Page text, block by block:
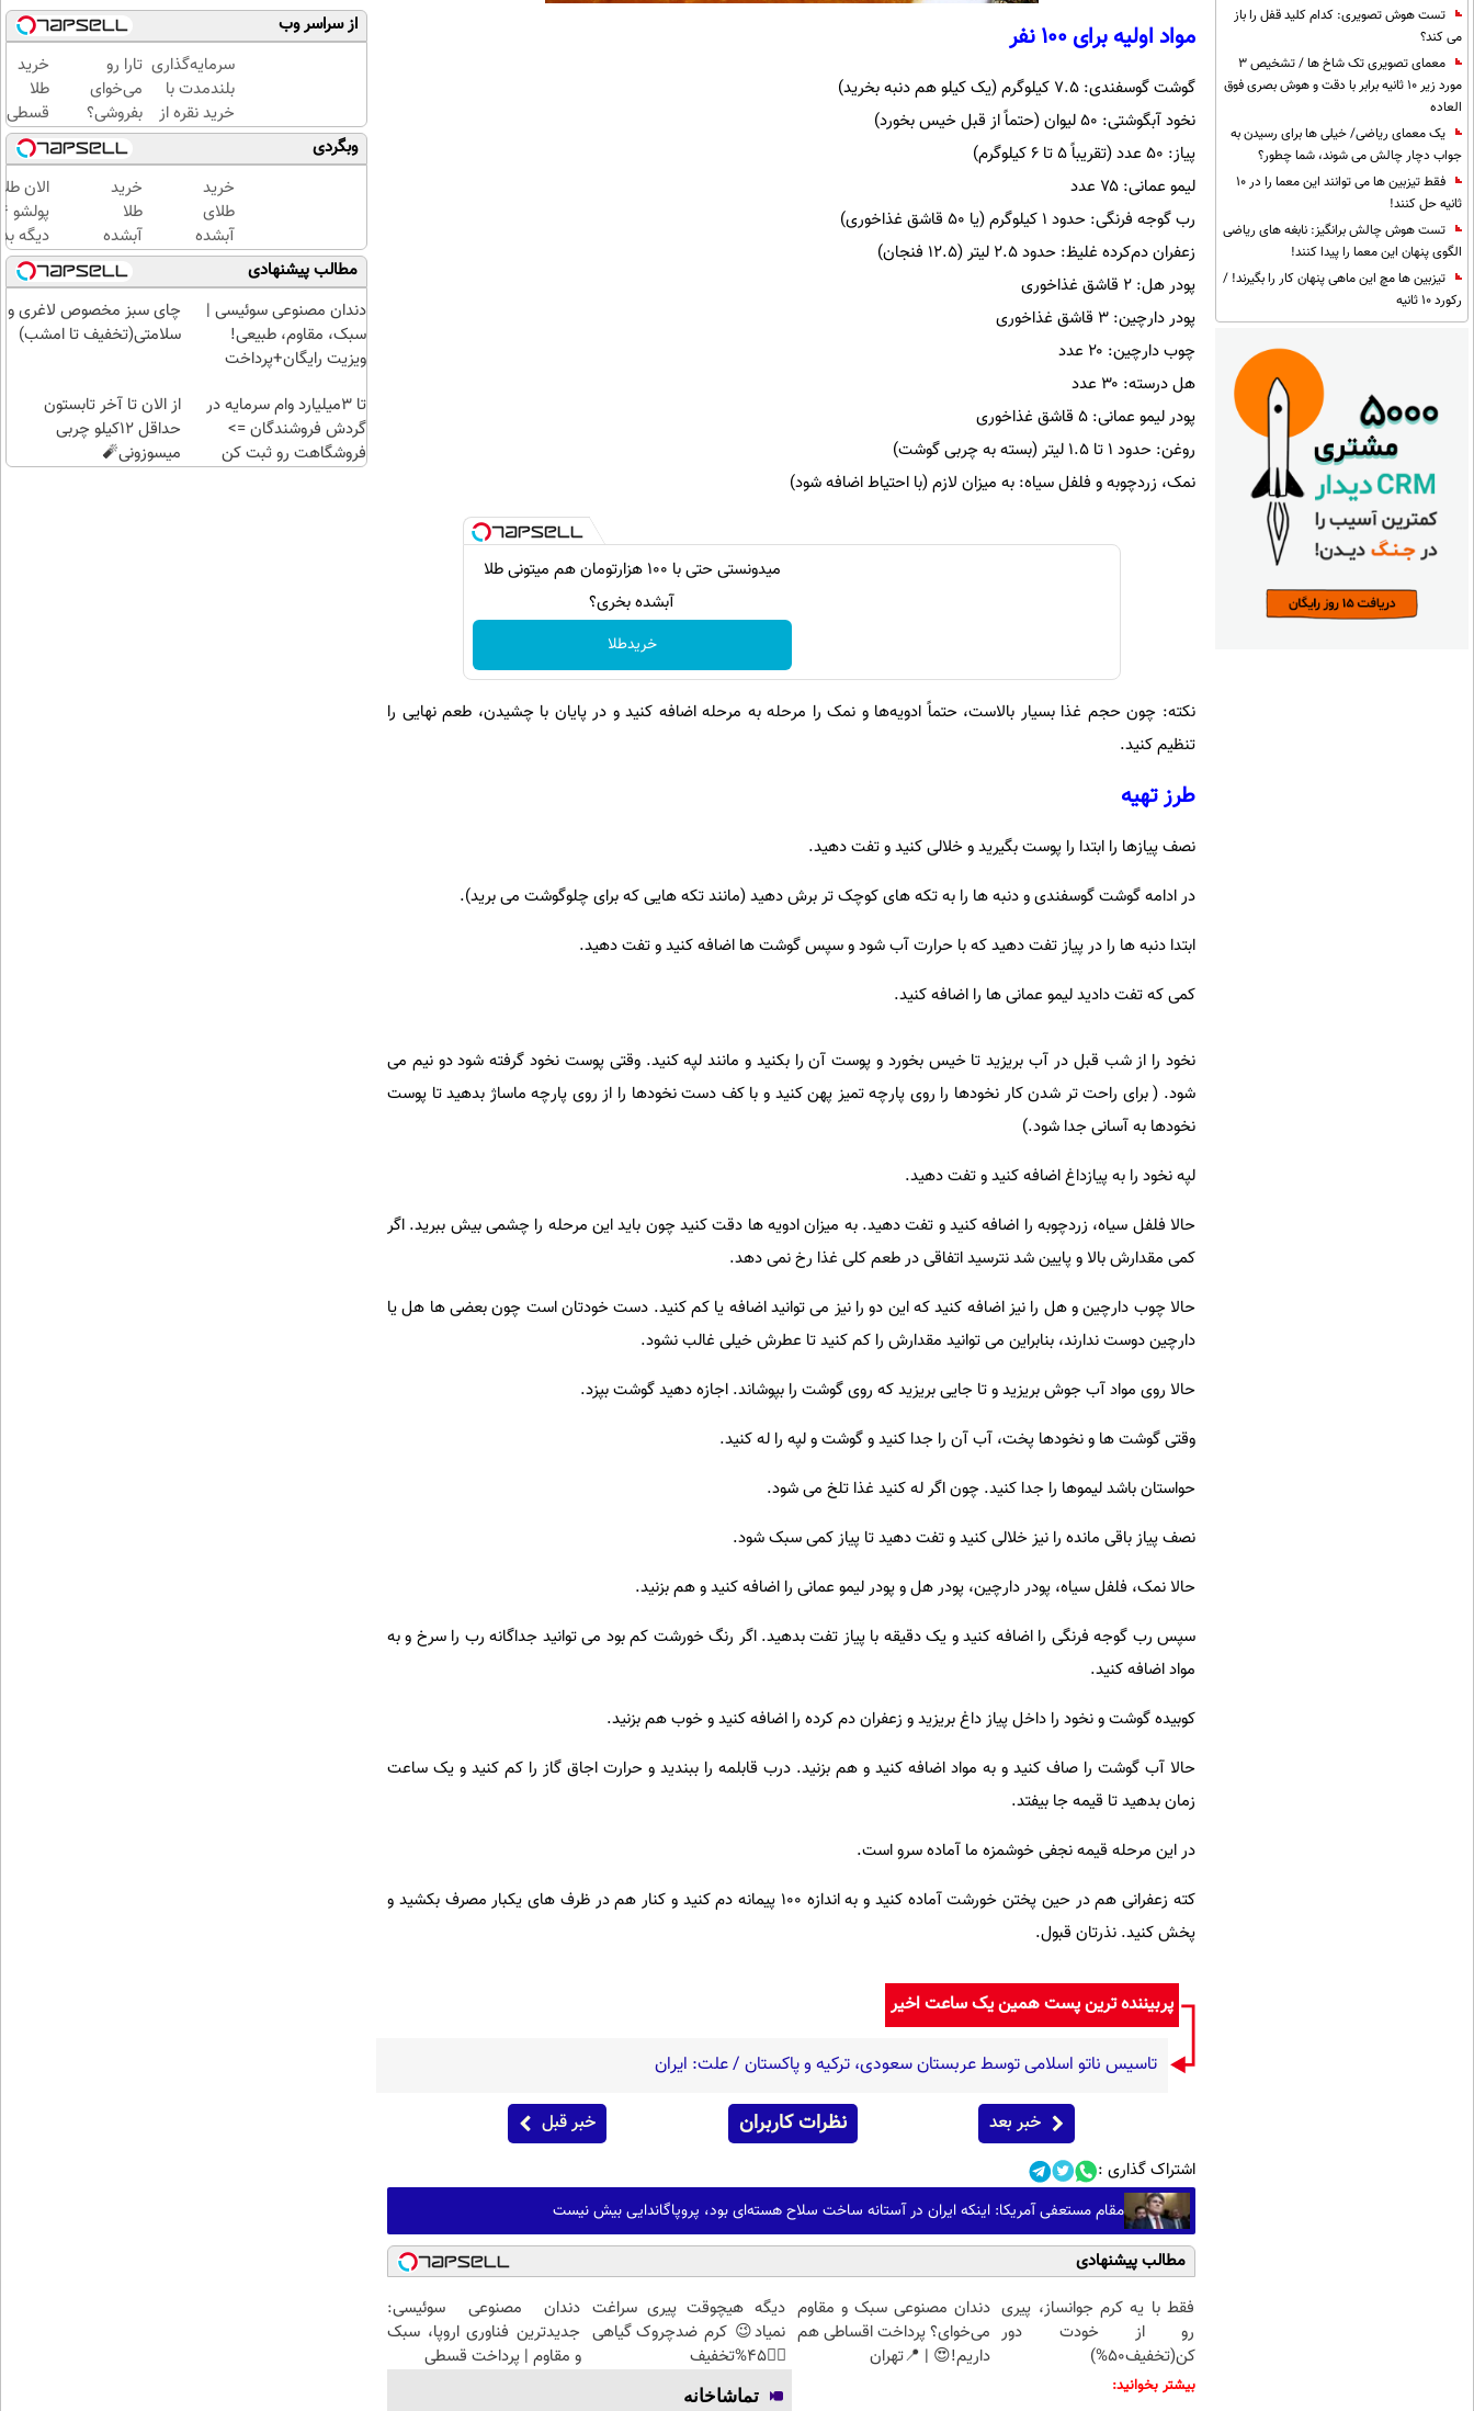
تست هوش تصویری: کدام کلید قفل را باز
می کند؟
معمای تصویری تک شاخ ها / تشخیص 3
مورد زیر 10 ثانیه برابر با دقت و هوش بصری فوق
العاده
یک معمای ریاضی/ خیلی ها برای رسیدن به
جواب دچار چالش می شوند، شما چطور؟
فقط تیزبین ها می توانند این معما را در 10
ثانیه حل کنند!
تست هوش چالش برانگیز: نابغه های ریاضی
الگوی پنهان این معما را پیدا کنند!
تیزبین ها مچ این ماهی پنهان کار را بگیرند! /
رکورد 10 ثانیه
مواد اولیه برای ۱۰۰ نفر
گوشت گوسفندی: ۷.۵ کیلوگرم (یک کیلو هم دنبه بخرید)
نخود آبگوشتی: ۵۰ لیوان (حتماً از قبل خیس بخورد)
پیاز: ۵۰ عدد (تقریباً ۵ تا ۶ کیلوگرم)
لیمو عمانی: ۷۵ عدد
رب گوجه فرنگی: حدود ۱ کیلوگرم (یا ۵۰ قاشق غذاخوری)
زعفران دم‌کرده غلیظ: حدود ۲.۵ لیتر (۱۲.۵ فنجان)
پودر هل: ۲ قاشق غذاخوری
پودر دارچین: ۳ قاشق غذاخوری
چوب دارچین: ۲۰ عدد
هل درسته: ۳۰ عدد
پودر لیمو عمانی: ۵ قاشق غذاخوری
روغن: حدود ۱ تا ۱.۵ لیتر (بسته به چربی گوشت)
نمک، زردچوبه و فلفل سیاه: به میزان لازم (با احتیاط اضافه شود)
میدونستی حتی با ۱۰۰ هزارتومان هم میتونی طلا
آبشده بخری؟
خریدطلا
نکته: چون حجم غذا بسیار بالاست، حتماً ادویه‌ها و نمک را مرحله به مرحله اضافه کنید و در پایان با چشیدن، طعم نهایی را
تنظیم کنید.
طرز تهیه
نصف پیازها را ابتدا را پوست بگیرید و خلالی کنید و تفت دهید.
در ادامه گوشت گوسفندی و دنبه ها را به تکه های کوچک تر برش دهید (مانند تکه هایی که برای چلوگوشت می برید).
ابتدا دنبه ها را در پیاز تفت دهید که با حرارت آب شود و سپس گوشت ها اضافه کنید و تفت دهید.
کمی که تفت دادید لیمو عمانی ها را اضافه کنید.
نخود را از شب قبل در آب بریزید تا خیس بخورد و پوست آن را بکنید و مانند لپه کنید. وقتی پوست نخود گرفته شود دو نیم می
شود. ( برای راحت تر شدن کار نخودها را روی پارچه تمیز پهن کنید و با کف دست نخودها را از روی پارچه ماساژ بدهید تا پوست
نخودها به آسانی جدا شود.)
لپه نخود را به پیازداغ اضافه کنید و تفت دهید.
حالا فلفل سیاه، زردچوبه را اضافه کنید و تفت دهید. به میزان ادویه ها دقت کنید چون باید این مرحله را چشمی بیش ببرید. اگر
کمی مقدارش بالا و پایین شد نترسید اتفاقی در طعم کلی غذا رخ نمی دهد.
حالا چوب دارچین و هل را نیز اضافه کنید که این دو را نیز می توانید اضافه یا کم کنید. دست خودتان است چون بعضی ها هل یا
دارچین دوست ندارند، بنابراین می توانید مقدارش را کم کنید تا عطرش خیلی غالب نشود.
حالا روی مواد آب جوش بریزید و تا جایی بریزید که روی گوشت را بپوشاند. اجازه دهید گوشت بپزد.
وقتی گوشت ها و نخودها پخت، آب آن را جدا کنید و گوشت و لپه را له کنید.
حواستان باشد لیموها را جدا کنید. چون اگر له کنید غذا تلخ می شود.
نصف پیاز باقی مانده را نیز خلالی کنید و تفت دهید تا پیاز کمی سبک شود.
حالا نمک، فلفل سیاه، پودر دارچین، پودر هل و پودر لیمو عمانی را اضافه کنید و هم بزنید.
سپس رب گوجه فرنگی را اضافه کنید و یک دقیقه با پیاز تفت بدهید. اگر رنگ خورشت کم بود می توانید جداگانه رب را سرخ و به
مواد اضافه کنید.
کوبیده گوشت و نخود را داخل پیاز داغ بریزید و زعفران دم کرده را اضافه کنید و خوب هم بزنید.
حالا آب گوشت را صاف کنید و به مواد اضافه کنید و هم بزنید. درب قابلمه را ببندید و حرارت اجاق گاز را کم کنید و یک ساعت
زمان بدهید تا قیمه جا بیفتد.
در این مرحله قیمه نجفی خوشمزه ما آماده سرو است.
کته زعفرانی هم در حین پختن خورشت آماده کنید و به اندازه ۱۰۰ پیمانه دم کنید و کنار هم در ظرف های یکبار مصرف بکشید و
پخش کنید. نذرتان قبول.
پربیننده ترین پست همین یک ساعت اخیر
تاسیس ناتو اسلامی توسط عربستان سعودی، ترکیه و پاکستان / علت: ایران
خبر بعد نظرات کاربران خبر قبل
اشتراک گذاری :
مقام مستعفی آمریکا: اینکه ایران در آستانه ساخت سلاح هسته‌ای بود، پروپاگاندایی بیش نیست
مطالب پیشنهادی
فقط با یه کرم جوانساز، پیری
رو از خودت دور
کن(تخفیف50%)
دندان مصنوعی سبک و مقاوم
می‌خوای؟ پرداخت اقساطی هم
داریم!😍 | 📍تهران
دیگه هیچوقت پیری سراغت
نمیاد😉 کرم ضدچروک گیاهی
👈🏻45%تخفیف
دندان مصنوعی سوئیسی:
جدیدترین فناوری اروپا، سبک
و مقاوم | پرداخت قسطی
بیشتر بخوانید: تماشاخانه
از سراسر وب
سرمایه‌گذاری
بلندمدت با
خرید نقره از
دیجی‌کالا
تارا رو
می‌خوای
بفروشی؟
با
خودرو۴۵
یک‌روزه
بفروشش
خرید
طلا
قسطی
وبگردی
خرید
طلای
آبشده
حتی با
۱۰۰هزارتومان
خرید
طلا
آبشده
با 100
هزار
تومن
الان
دیگه
طلا با
بی‌بهره
مطالب پیشنهادی
دندان مصنوعی سوئیسی |
سبک، مقاوم، طبیعی!
ویزیت رایگان+پرداخت
چای سبز مخصوص لاغری و
سلامتی(تخفیف تا امشب)
تا 3میلیارد وام سرمایه در
گردش فروشندگان =>
فروشگاهت رو ثبت کن
از الان تا آخر تابستون
حداقل 12کیلو چربی
میسوزونی🧨